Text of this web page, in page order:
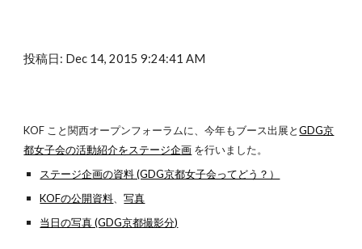
投稿日: Dec 14, 2015 9:24:41 AM
KOF こと関西オープンフォーラムに、今年もブース出展とGDG京
都女子会の活動紹介をステージ企画 を行いました。
ステージ企画の資料 (GDG京都女子会ってどう？）
KOFの公開資料 、写真
当日の写真 (GDG京都撮影分)